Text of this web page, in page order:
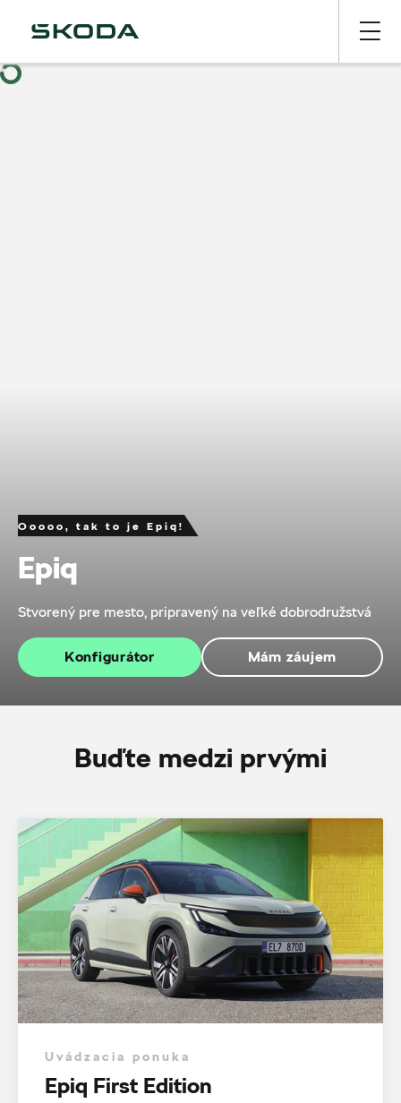
Ooooo, tak to je Epiq!
Epiq
Stvorený pre mesto, pripravený na veľké dobrodružstvá
Konfigurátor Mám záujem
Buďte medzi prvými
Uvádzacia ponuka
Epiq First Edition